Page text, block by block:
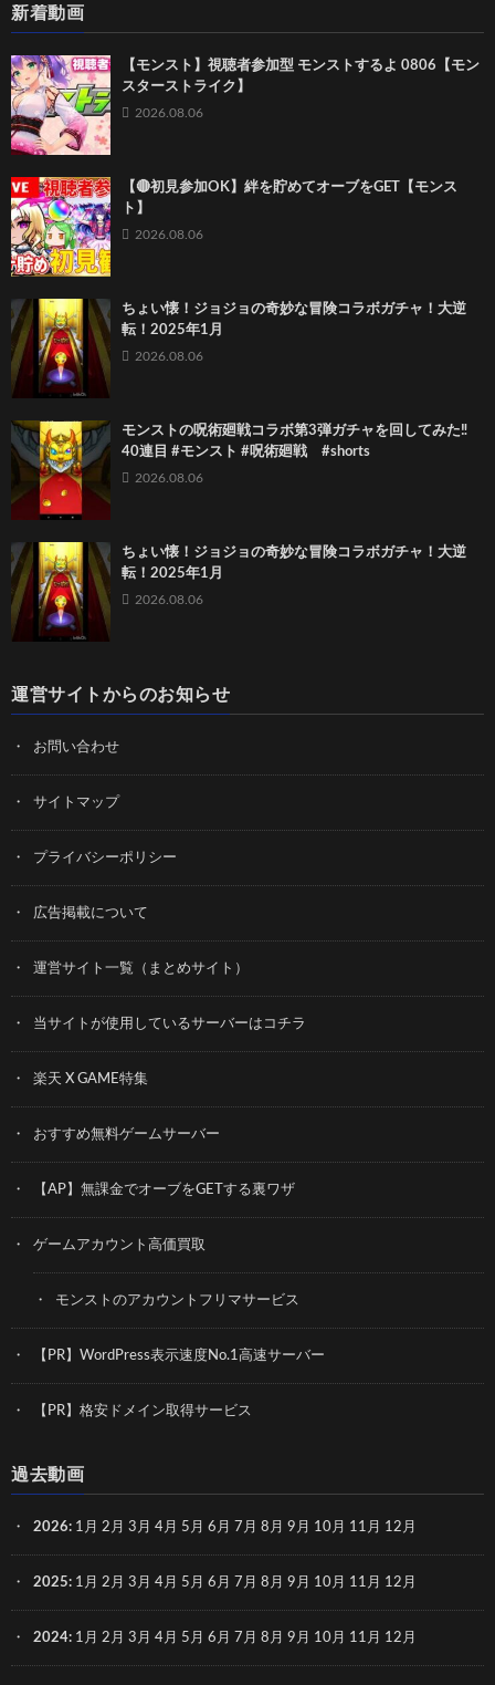
新着動画
【モンスト】視聴者参加型 モンストするよ 0806【モン
スターストライク】
2026.08.06
【🔴初見参加OK】絆を貯めてオーブをGET【モンス
ト】
2026.08.06
ちょい懐！ジョジョの奇妙な冒険コラボガチャ！大逆
転！2025年1月
2026.08.06
モンストの呪術廻戦コラボ第3弾ガチャを回してみた‼️
40連目 #モンスト #呪術廻戦 #shorts
2026.08.06
ちょい懐！ジョジョの奇妙な冒険コラボガチャ！大逆
転！2025年1月
2026.08.06
運営サイトからのお知らせ
お問い合わせ
サイトマップ
プライバシーポリシー
広告掲載について
運営サイト一覧（まとめサイト）
当サイトが使用しているサーバーはコチラ
楽天 X GAME特集
おすすめ無料ゲームサーバー
【AP】無課金でオーブをGETする裏ワザ
ゲームアカウント高価買取
モンストのアカウントフリマサービス
【PR】WordPress表示速度No.1高速サーバー
【PR】格安ドメイン取得サービス
過去動画
2026: 1月 2月 3月 4月 5月 6月 7月 8月 9月 10月 11月 12月
2025: 1月 2月 3月 4月 5月 6月 7月 8月 9月 10月 11月 12月
2024: 1月 2月 3月 4月 5月 6月 7月 8月 9月 10月 11月 12月